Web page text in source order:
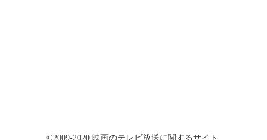
©2009-2020 映画のテレビ放送に関するサイト